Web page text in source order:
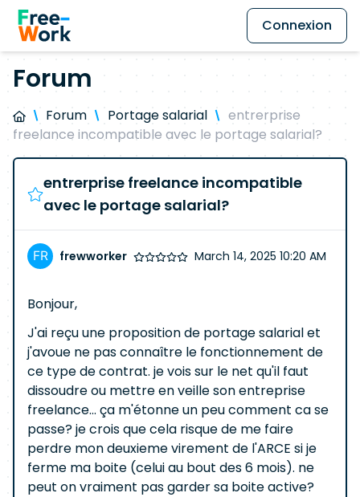
Connexion
Forum
Forum Portage salarial
entrerprise
freelance incompatible avec le portage salarial?
entrerprise freelance incompatible
avec le portage salarial?
frewworker March 14, 2025 10:20 AM
Bonjour,
J'ai reçu une proposition de portage salarial et
j'avoue ne pas connaître le fonctionnement de
ce type de contrat. je vois sur le net qu'il faut
dissoudre ou mettre en veille son entreprise
freelance... ça m'étonne un peu comment ca se
passe? je crois que cela risque de me faire
perdre mon deuxieme virement de l'ARCE si je
ferme ma boite (celui au bout des 6 mois). ne
peut on vraiment pas garder sa boite active?